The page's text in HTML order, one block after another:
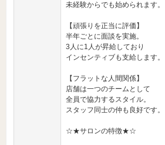
未経験からでも始められます。
【頑張りを正当に評価】
半年ごとに面談を実施。
3人に1人が昇給しており
インセンティブも支給します。
【フラットな人間関係】
店舗は一つのチームとして
全員で協力するスタイル。
スタッフ同士の仲も良好です。
☆★サロンの特徴★☆